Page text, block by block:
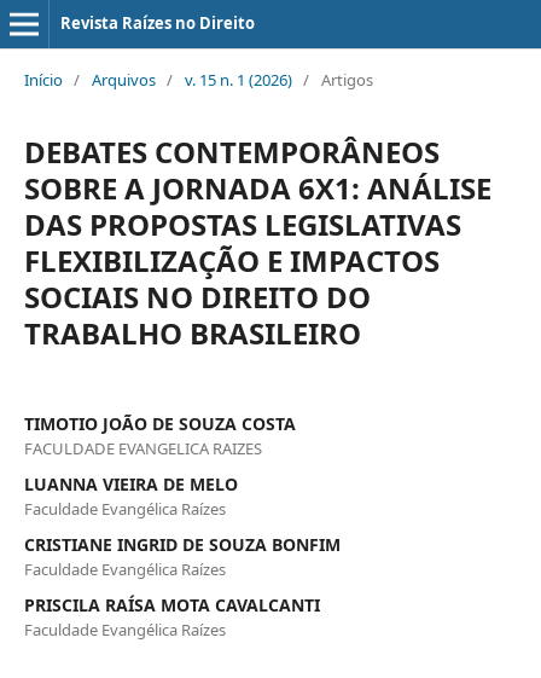
Revista Raízes no Direito
Início / Arquivos / v. 15 n. 1 (2026) / Artigos
DEBATES CONTEMPORÂNEOS
SOBRE A JORNADA 6X1: ANÁLISE
DAS PROPOSTAS LEGISLATIVAS
FLEXIBILIZAÇÃO E IMPACTOS
SOCIAIS NO DIREITO DO
TRABALHO BRASILEIRO
TIMOTIO JOÃO DE SOUZA COSTA
FACULDADE EVANGELICA RAIZES
LUANNA VIEIRA DE MELO
Faculdade Evangélica Raízes
CRISTIANE INGRID DE SOUZA BONFIM
Faculdade Evangélica Raízes
PRISCILA RAÍSA MOTA CAVALCANTI
Faculdade Evangélica Raízes